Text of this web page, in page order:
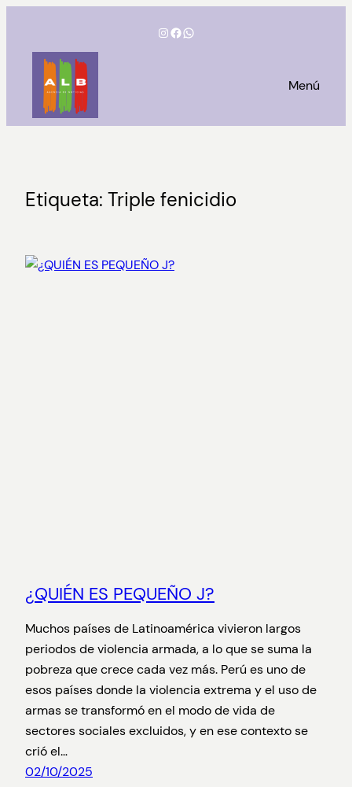
contenido
Instagram
Facebook
WhatsApp
Menú
Etiqueta: Triple fenicidio
¿QUIÉN ES PEQUEÑO J?
Muchos países de Latinoamérica vivieron largos
periodos de violencia armada, a lo que se suma la
pobreza que crece cada vez más. Perú es uno de
esos países donde la violencia extrema y el uso de
armas se transformó en el modo de vida de
sectores sociales excluidos, y en ese contexto se
crió el…
02/10/2025